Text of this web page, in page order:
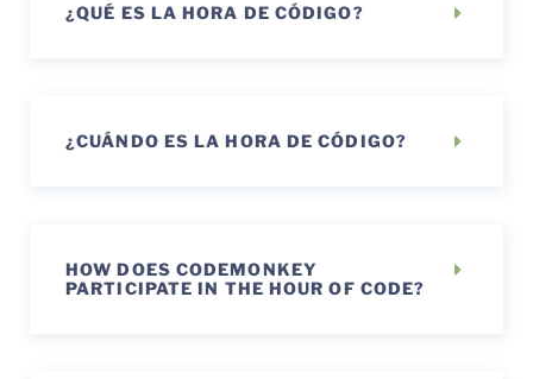
¿QUÉ ES LA HORA DE CÓDIGO?
¿CUÁNDO ES LA HORA DE CÓDIGO?
HOW DOES CODEMONKEY
PARTICIPATE IN THE HOUR OF CODE?